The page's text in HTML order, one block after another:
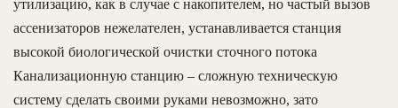
утилизацию, как в случае с накопителем, но частый вызов
ассенизаторов нежелателен, устанавливается станция
высокой биологической очистки сточного потока
Канализационную станцию – сложную техническую
систему сделать своими руками невозможно, зато